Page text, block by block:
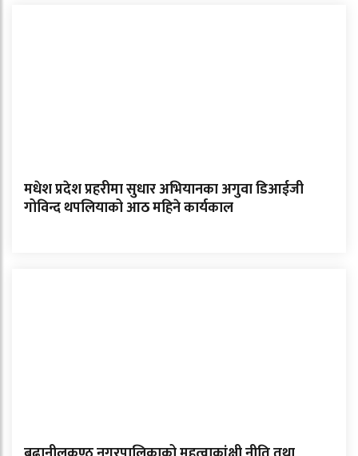
मधेश प्रदेश प्रहरीमा सुधार अभियानका अगुवा डिआईजी
गोविन्द थपलियाको आठ महिने कार्यकाल